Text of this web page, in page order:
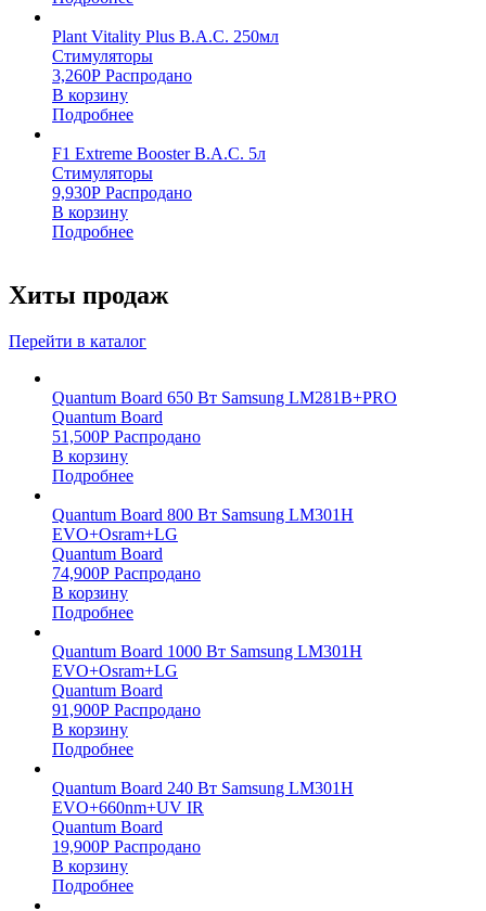
Plant Vitality Plus B.A.C. 250мл
Стимуляторы
3,260Р Распродано
В корзину
Подробнее
F1 Extreme Booster B.A.C. 5л
Стимуляторы
9,930Р Распродано
В корзину
Подробнее
Хиты продаж
Перейти в каталог
Quantum Board 650 Вт Samsung LM281B+PRO
Quantum Board
51,500Р Распродано
В корзину
Подробнее
Quantum Board 800 Вт Samsung LM301H
EVO+Osram+LG
Quantum Board
74,900Р Распродано
В корзину
Подробнее
Quantum Board 1000 Вт Samsung LM301H
EVO+Osram+LG
Quantum Board
91,900Р Распродано
В корзину
Подробнее
Quantum Board 240 Вт Samsung LM301H
EVO+660nm+UV IR
Quantum Board
19,900Р Распродано
В корзину
Подробнее